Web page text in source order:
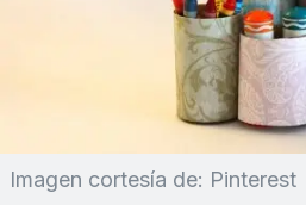
Imagen cortesía de: Pinterest